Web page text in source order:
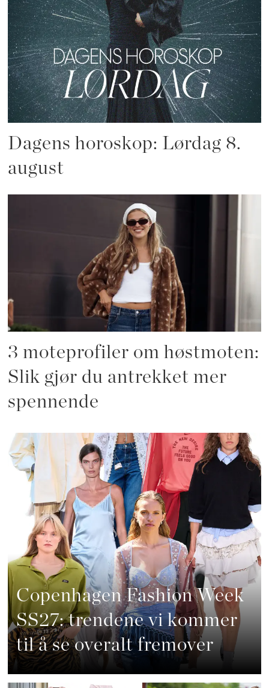
Dagens horoskop: Lørdag 8.
august
3 moteprofiler om høstmoten:
Slik gjør du antrekket mer
spennende
Copenhagen Fashion Week
SS27: trendene vi kommer
til å se overalt fremover